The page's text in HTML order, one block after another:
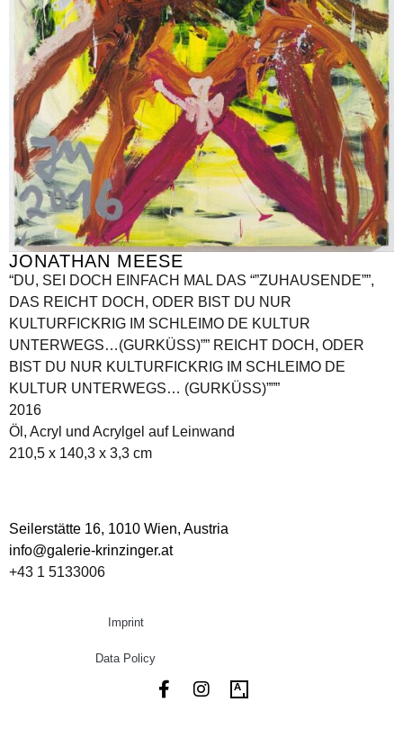
JONATHAN MEESE
“DU, SEI DOCH EINFACH MAL DAS “”ZUHAUSENDE””,
DAS REICHT DOCH, ODER BIST DU NUR
KULTURFICKRIG IM SCHLEIMO DE KULTUR
UNTERWEGS…(GURKÜSS)”” REICHT DOCH, ODER
BIST DU NUR KULTURFICKRIG IM SCHLEIMO DE
KULTUR UNTERWEGS… (GURKÜSS)”””
2016
Öl, Acryl und Acrylgel auf Leinwand
210,5 x 140,3 x 3,3 cm
Seilerstätte 16, 1010 Wien, Austria
info@galerie-krinzinger.at
+43 1 5133006
Imprint
Data Policy